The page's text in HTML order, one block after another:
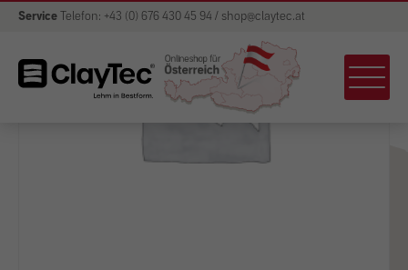
Service Telefon: +43 (0) 676 430 45 94 / shop@claytec.at